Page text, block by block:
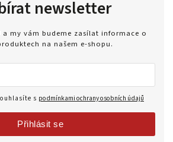
newsletter
my vám budeme zasílat informace o
na našem e-shopu.
s podmínkami ochrany osobních údajů
Přihlásit se